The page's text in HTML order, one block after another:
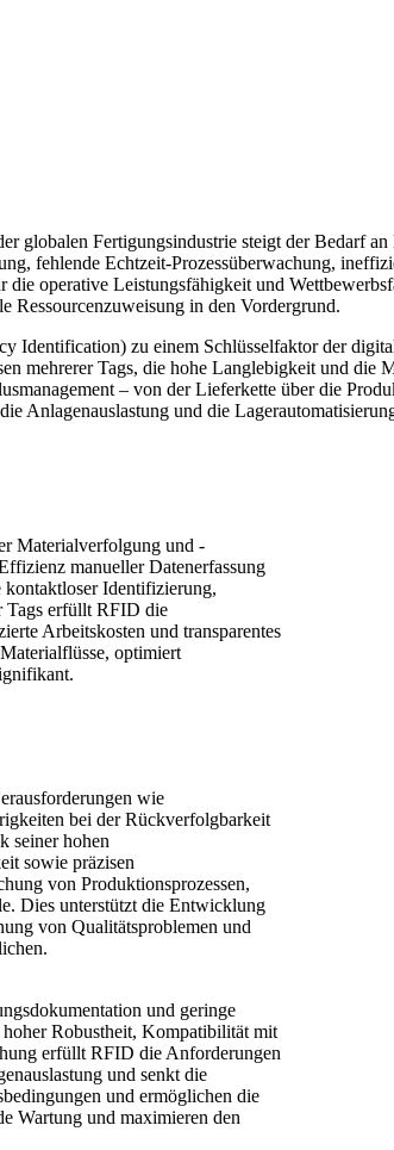
globalen Fertigungsindustrie steigt der Bedarf
fehlende Echtzeit-Prozessüberwachung,
operative Leistungsfähigkeit und
Ressourcenzuweisung in den Vordergrund.
Identification) zu einem Schlüsselfaktor der
mehrerer Tags, die hohe Langlebigkeit und
– ​​von der Lieferkette über die
Anlagenauslastung und die
Materialverfolgung und -
manueller Datenerfassung
Identifizierung,
Tags erfüllt RFID die
Arbeitskosten und transparentes
optimiert
wie
bei der Rückverfolgbarkeit
seiner hohen
sowie präzisen
von Produktionsprozessen,
Dies unterstützt die Entwicklung
von Qualitätsproblemen und
und geringe
Robustheit, Kompatibilität mit
erfüllt RFID die Anforderungen
und senkt die
und ermöglichen die
Wartung und maximieren den